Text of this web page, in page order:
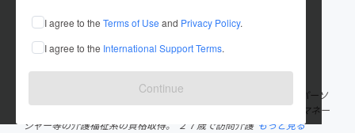
I agree to the Terms of Use and Privacy Policy.
I agree to the International Support Terms.
Continue
これまでに43回支援して2件のプロジェクトを投稿しています
在住国：日本 現在地：未設定
出身国：日本 出身地：未設定
『仕事を楽しいに変える』職場いきいきコンサルタント。ラジオパーソ
ナリティ。 ２２歳の頃から介護の仕事を始め、介護福祉士やケアマネー
ジャー等の介護福祉系の資格取得。 ２７歳で訪問介護 もっと見る